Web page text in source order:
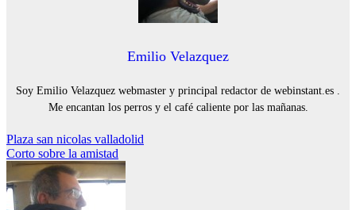
Emilio Velazquez
Soy Emilio Velazquez webmaster y principal redactor de webinstant.es .
Me encantan los perros y el café caliente por las mañanas.
Navegación
de
entradas
Plaza san nicolas valladolid
Corto sobre la amistad